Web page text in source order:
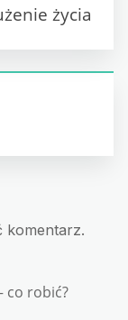
życia
komentarz.
co robić?